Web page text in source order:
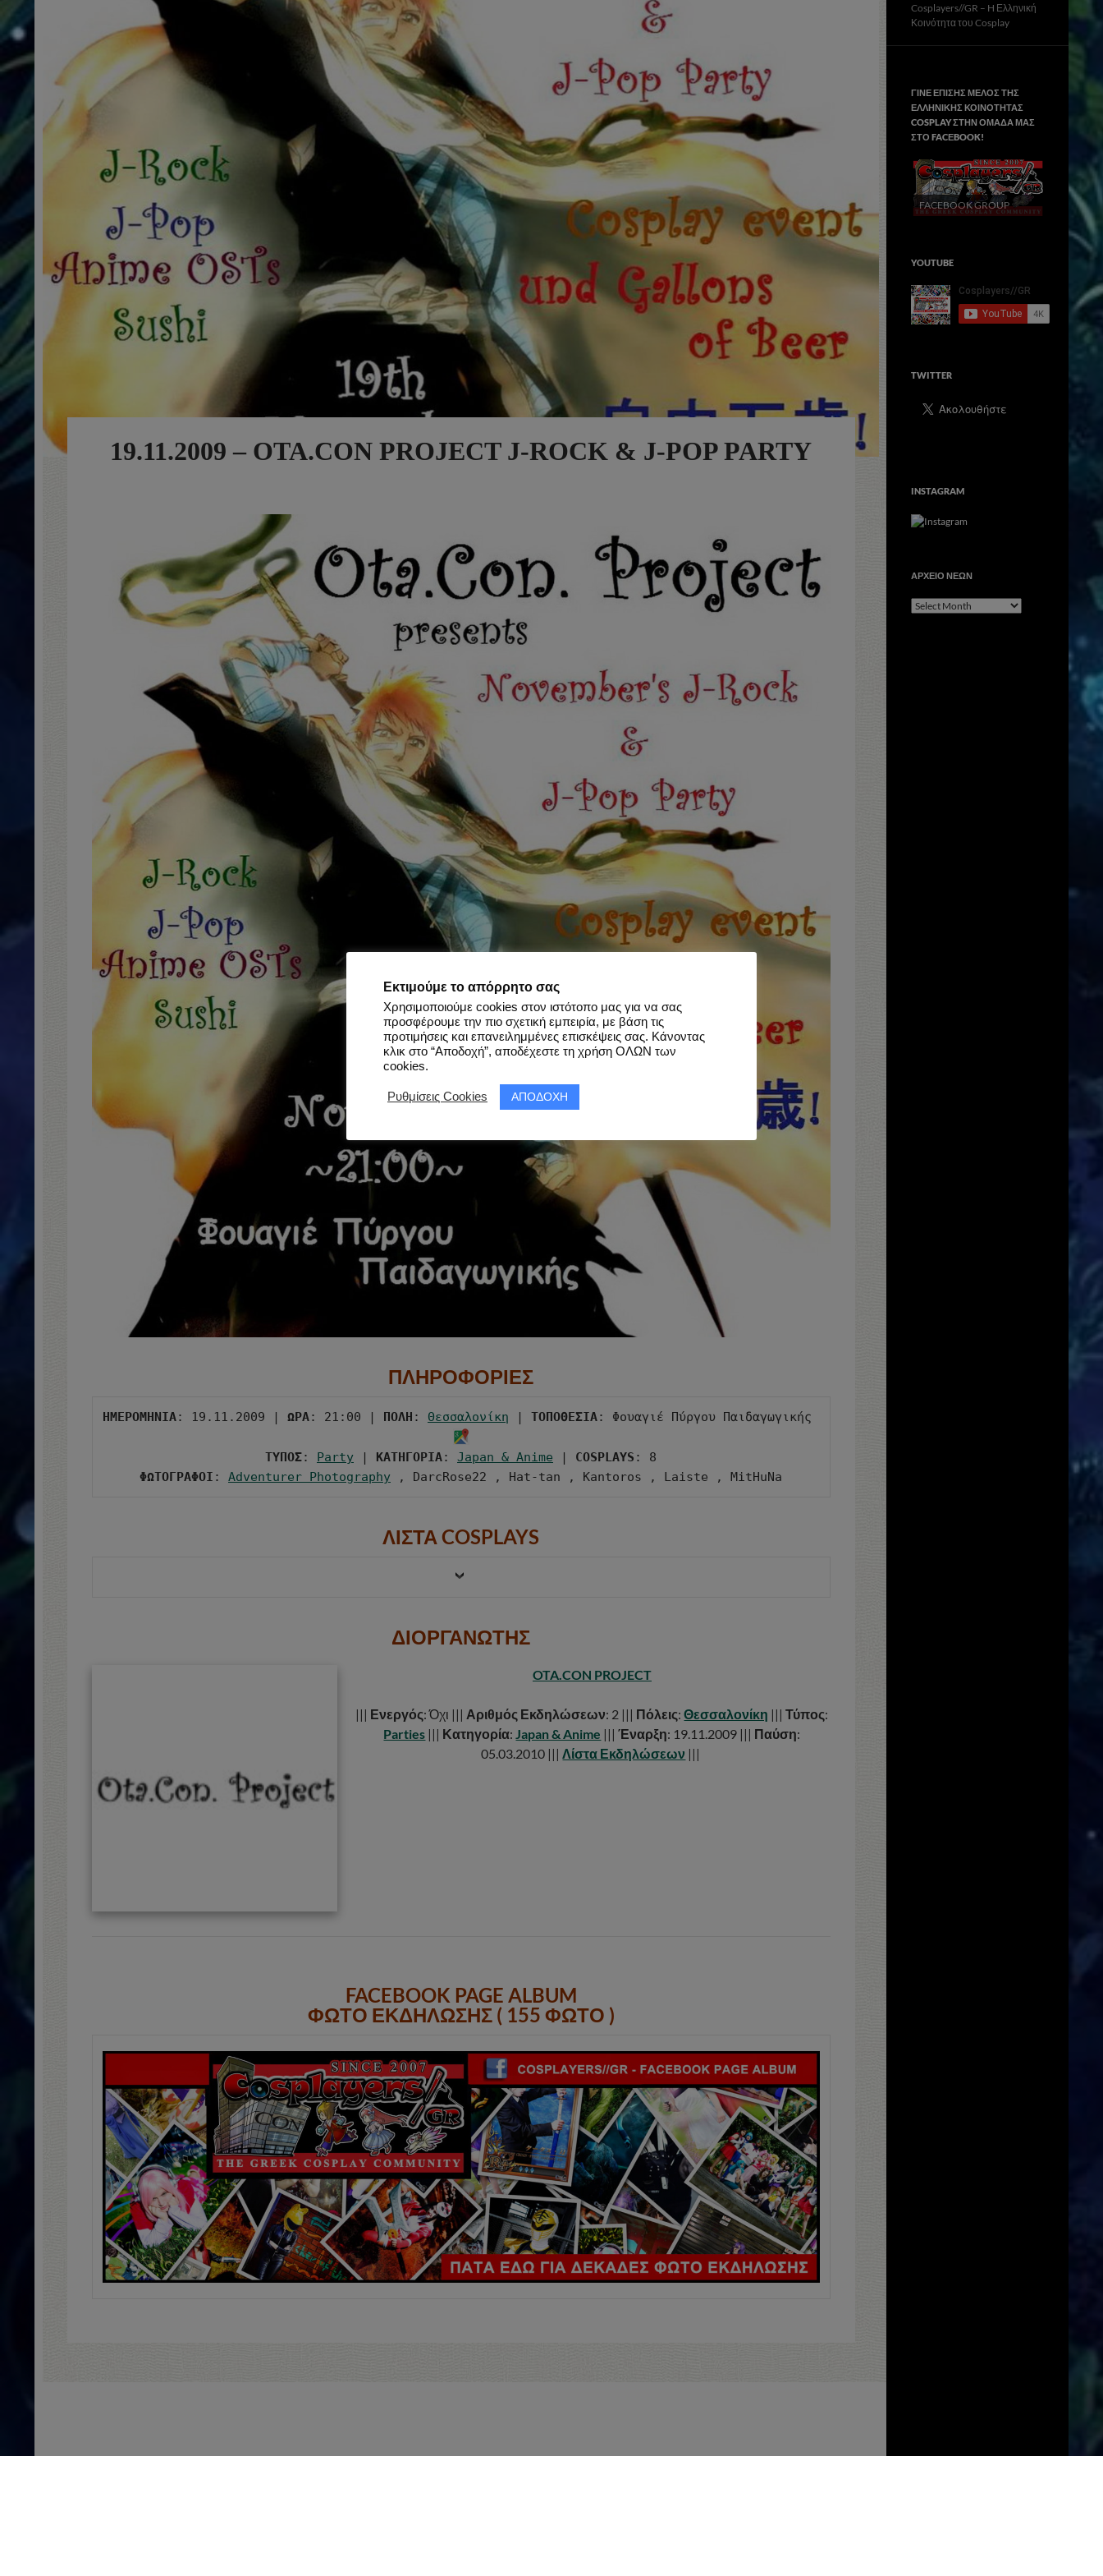
19.11.2009 – OTA.CON PROJECT J-ROCK & J-POP PARTY
ΠΛΗΡΟΦΟΡΙΕΣ
ΗΜΕΡΟΜΗΝΙΑ: 19.11.2009 | ΩΡΑ: 21:00 | ΠΟΛΗ : Θεσσαλονίκη | ΤΟΠΟΘΕΣΙΑ: Φουαγιέ Πύργου Παιδαγωγικής
ΤΥΠΟΣ: Party | ΚΑΤΗΓΟΡΙΑ: Japan & Anime | COSPLAYS
ΦΩΤΟΓΡΑΦΟΙ : Adventurer Photography , DarcRose22 , Hat-tan , Kantoros , Laiste , MitHuNa
ΛΙΣΤΑ COSPLAYS
ΔΙΟΡΓΑΝΩΤΗΣ
OTA.CON PROJECT
||| Ενεργός: Όχι ||| Αριθμός Εκδηλώσεων: 2 ||| Πόλεις:Θεσσαλονίκη |||Τύπος:
Parties ||| Κατηγορία: Japan & Anime |||Έναρξη: 19.11.2009 ||| Παύση:
05.03.2010 ||| Λίστα Εκδηλώσεων |||
FACEBOOK PAGE ALBUM
ΦΩΤΟ ΕΚΔΗΛΩΣΗΣ ( 155 ΦΩΤΟ )
Cosplayers//GR – H Ελληνική
Κοινότητα του Cosplay
ΓΙΝΕ ΕΠΙΣΗΣ ΜΕΛΟΣ ΤΗΣ
ΕΛΛΗΝΙΚΗΣ ΚΟΙΝΟΤΗΤΑΣ
COSPLAY ΣΤΗΝ ΟΜΑΔΑ ΜΑΣ
ΣΤΟ FACΕBOOK!
FACEBOOK GROUP
YOUTUBE
TWITTER
INSTAGRAM
ΑΡΧΕΙΟ ΝΕΩΝ
ΑΡΧΕΙΟ
Εκτιμούμε το απόρρητο σας
Χρησιμοποιούμε cookies στον ιστότοπο μας για να σας
προσφέρουμε την πιο σχετική εμπειρία, με βάση τις
προτιμήσεις και επανειλημμένες επισκέψεις σας. Κάνοντας
κλικ στο “Αποδοχή”, αποδέχεστε τη χρήση ΟΛΩΝ των
cookies.
Ρυθμίσεις Cookies ΑΠΟΔΟΧΗ